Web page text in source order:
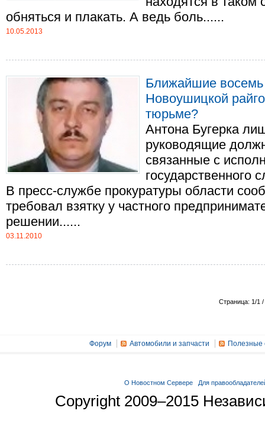
обняться и плакать. А ведь боль......
10.05.2013
Ближайшие восемь
Новоушицкой
тюрьме?
Антона Бугерка
руководящие
связанные с
государственного
В пресс-службе прокуратуры области
требовал взятку у частного
решении......
03.11.2010
Страница: 1/1 /
Форум Автомобили и запчасти Полезные
О Новостном Сервере Для
Copyright 2009–2015